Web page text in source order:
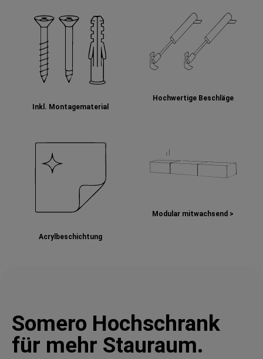
Inkl. Montagematerial
Hochwertige Beschläge
Acrylbeschichtung
Modular mitwachsend >
Somero Hochschrank
für mehr Stauraum.